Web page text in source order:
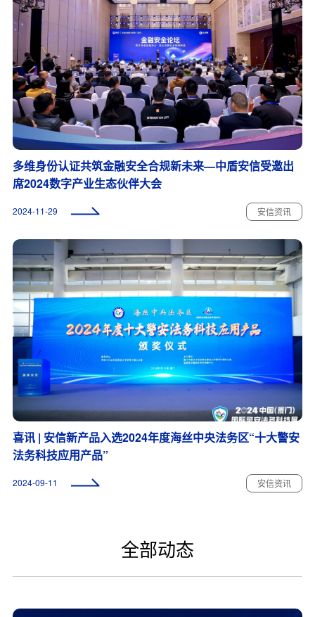
多维身份认证共筑金融安全合规新未来—中盾安信受邀出
席2024数字产业生态伙伴大会
2024-11-29 安信资讯
喜讯 | 安信新产品入选2024年度海丝中央法务区“十大警安
法务科技应用产品”
2024-09-11 安信资讯
全部动态